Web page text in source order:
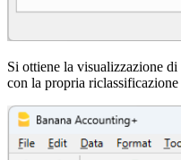
Si ottiene la visualizzazione
con la propria riclassificazione